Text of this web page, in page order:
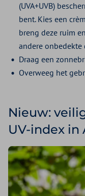
(UVA+UVB)
bent. Kies een
breng deze ruim
andere
Draag een
Overweeg het
Nieuw:
UV-index in